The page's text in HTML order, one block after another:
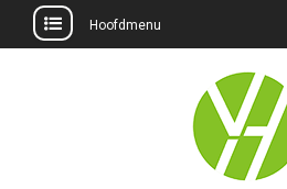
Hoofdmenu